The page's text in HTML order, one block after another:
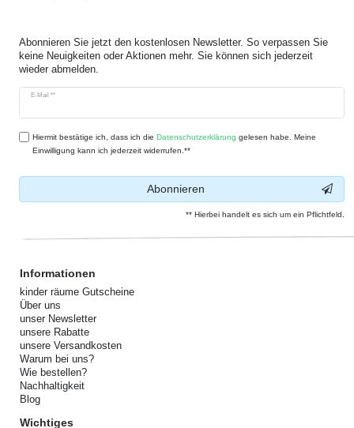
Abonnieren Sie jetzt den kostenlosen Newsletter. So verpassen Sie
keine Neuigkeiten oder Aktionen mehr. Sie können sich jederzeit
wieder abmelden.
E-Mail **
Newsletter
Hiermit bestätige ich, dass ich dieDaten­schutz­erklärung gelesen habe. Meine
Einwilligung kann ich jederzeit widerrufen.**
Abonnieren
** Hierbei handelt es sich um ein Pflichtfeld.
Informationen
kinder räume Gutscheine
Über uns
unser Newsletter
unsere Rabatte
unsere Versandkosten
Warum bei uns?
Wie bestellen?
Nachhaltigkeit
Blog
Wichtiges